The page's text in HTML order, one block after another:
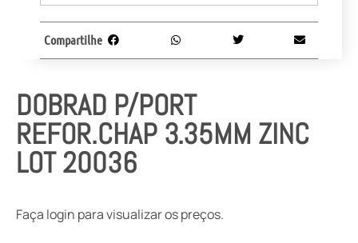
DOBRAD P/PORT
REFOR.CHAP 3.35MM ZINC
LOT 20036
Faça login para visualizar os preços.
Compartilhe